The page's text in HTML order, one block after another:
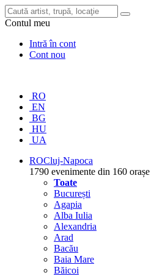
Contul meu
Intră în cont
Cont nou
RO
EN
BG
HU
UA
ROCluj-Napoca
1790 evenimente din 160 orașe
Toate
București
Agapia
Alba Iulia
Alexandria
Arad
Bacău
Baia Mare
Băicoi